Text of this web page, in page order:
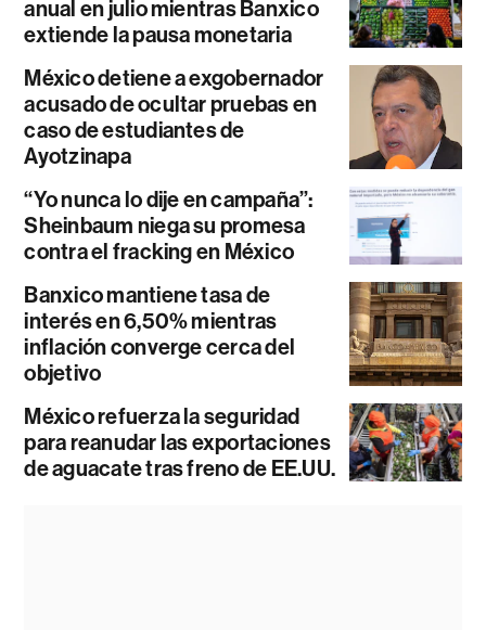
anual en julio mientras Banxico
extiende la pausa monetaria
México detiene a exgobernador
acusado de ocultar pruebas en
caso de estudiantes de
Ayotzinapa
“Yo nunca lo dije en campaña”:
Sheinbaum niega su promesa
contra el fracking en México
Banxico mantiene tasa de
interés en 6,50% mientras
inflación converge cerca del
objetivo
México refuerza la seguridad
para reanudar las exportaciones
de aguacate tras freno de EE.UU.